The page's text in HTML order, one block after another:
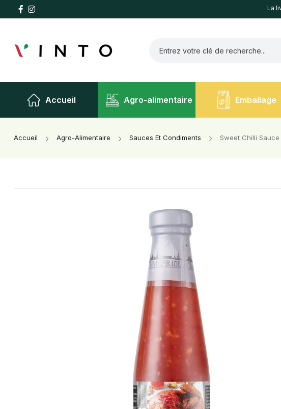
La
Accueil Agro-alimentaire Emballage
Accueil Agro-Alimentaire Sauces Et Condiments Sweet Chilli Sauce